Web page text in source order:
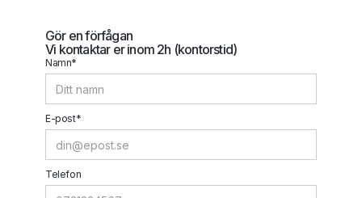
Gör en förfågan
Vi kontaktar er inom 2h (kontorstid)
Namn*
E-post*
Telefon